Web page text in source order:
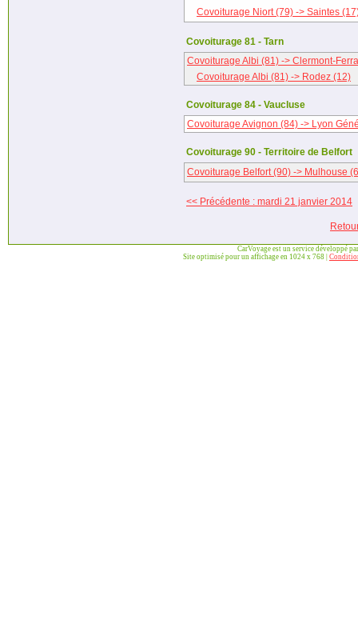
Covoiturage Niort (79) -> Saintes
Covoiturage 81 - Tarn
Covoiturage Albi (81) -> Clermont-
Covoiturage Albi (81) -> Rodez (12)
Covoiturage 84 - Vaucluse
Covoiturage Avignon (84) -> Lyon
Covoiturage 90 - Territoire de Belfort
Covoiturage Belfort (90) -> Mulhouse
<< Précédente : mardi 21 janvier 2014
CarVoyage est un service développé
Site optimisé pour un affichage en 1024 x 768 |